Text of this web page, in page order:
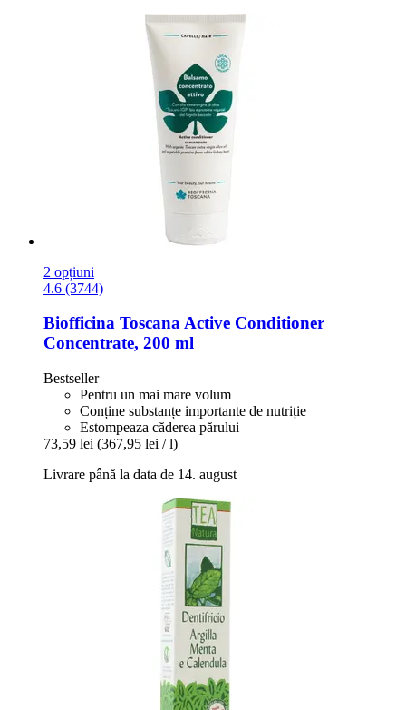
2 opțiuni
4.6 (3744)
Biofficina ToscanaActive Conditioner
Concentrate, 200 ml
Bestseller
Pentru un mai mare volum
Conține substanțe importante de nutriție
Estompeaza căderea părului
73,59 lei (367,95 lei / l)
Livrare până la data de 14. august